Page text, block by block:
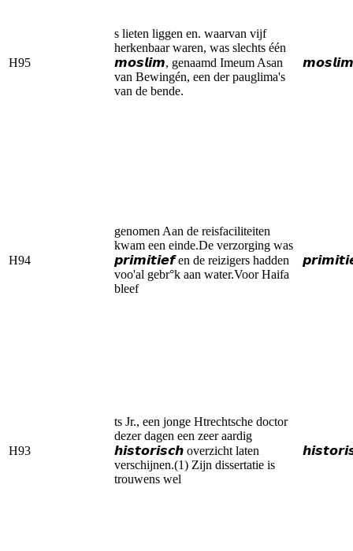
H95
s lieten liggen en. waarvan vijf
herkenbaar waren, was slechts één
𝙢𝙤𝙨𝙡𝙞𝙢, genaamd Imeum Asan
van Bewingén, een der pauglima's
van de bende.
𝙢𝙤𝙨𝙡𝙞𝙢
H94
genomen Aan de reisfaciliteiten
kwam een einde.De verzorging was
𝙥𝙧𝙞𝙢𝙞𝙩𝙞𝙚𝙛 en de reizigers hadden
voo'al gebr°k aan water.Voor Haifa
bleef
H93
ts Jr., een jonge Htrechtsche doctor
dezer dagen een zeer aardig
𝙝𝙞𝙨𝙩𝙤𝙧𝙞𝙨𝙘𝙝 overzicht laten
verschijnen.(1) Zijn dissertatie is
trouwens wel